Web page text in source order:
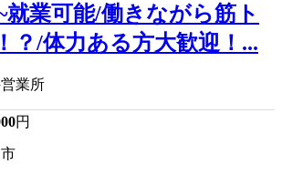
就業可能/働きながら筋ト
？/体力ある方大歓迎！...
業所
円